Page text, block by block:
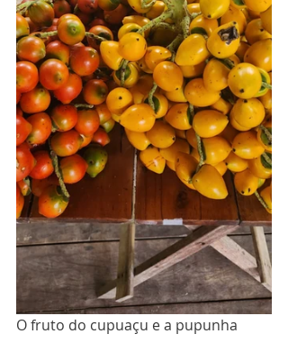
O fruto do cupuaçu e a pupunha